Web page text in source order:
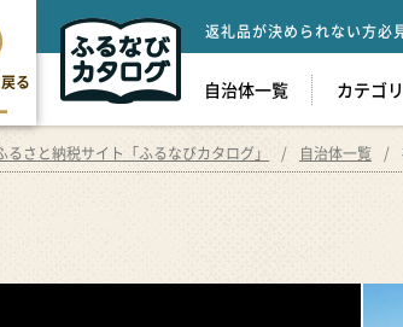
る
返礼品が決められない方必
自治体一覧 カテゴ
るさと納税サイト「ふるなびカタログ」 自治体一覧